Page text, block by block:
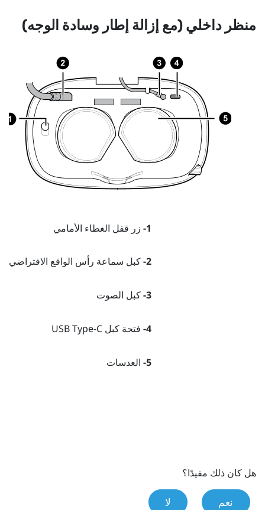
منظر داخلي (مع إزالة إطار وسادة الوجه)
1- زر قفل الغطاء الأمامي
2- كبل سماعة رأس الواقع الافتراضي
3- كبل الصوت
4- فتحة كبل USB Type-C
5- العدسات
هل كان ذلك مفيدًا؟
نعم لا